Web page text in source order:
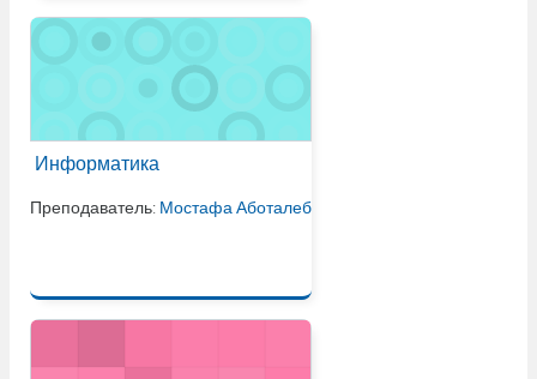
Информатика
Преподаватель: Мостафа Аботалеб